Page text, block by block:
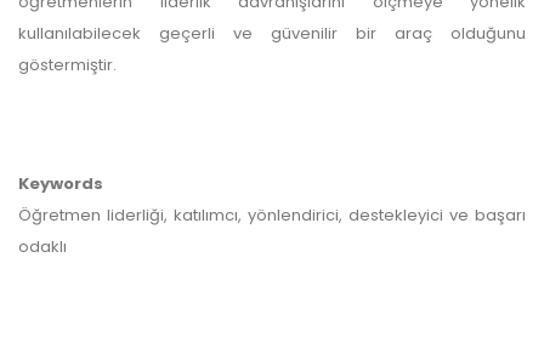
kullanılabilecek geçerli ve güvenilir bir araç olduğunu
göstermiştir.
Keywords
Öğretmen liderliği, katılımcı, yönlendirici, destekleyici ve başarı
odaklı